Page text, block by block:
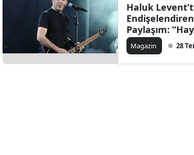
Haluk
Endişelendiren
Paylaşım:
İlk Kez Böyle
Magazin 28